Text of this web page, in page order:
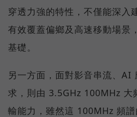
穿透力強的特性，不僅能深入
有效覆蓋偏鄉及高速移動場景
基礎。
另一方面，面對影音串流、AI
求，則由 3.5GHz 100MHz 大
輸能力，雖然這 100MHz 頻